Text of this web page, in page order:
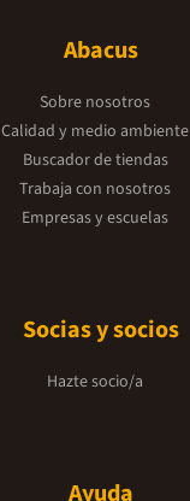
Abacus
Sobre nosotros
Calidad y medio ambiente
Buscador de tiendas
Trabaja con nosotros
Empresas y escuelas
Socias y socios
Hazte socio/a
Ayuda